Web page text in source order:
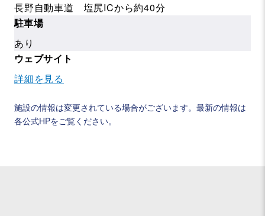
長野自動車道 塩尻ICから約40分
駐車場
あり
ウェブサイト
詳細を見る
施設の情報は変更されている場合がございます。最新の情報は
各公式HPをご覧ください。